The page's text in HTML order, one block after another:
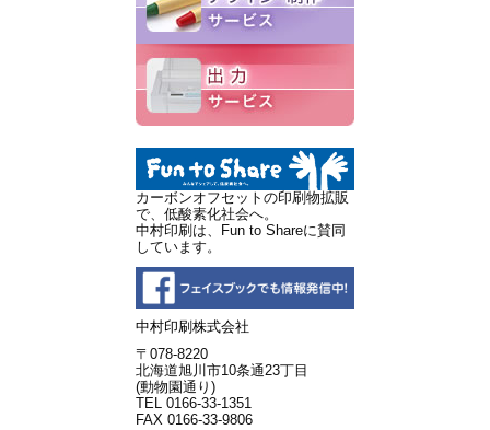
カーボンオフセットの印刷物拡販
で、低酸素化社会へ。
中村印刷は、Fun to Shareに賛同
しています。
中村印刷株式会社
〒078-8220
北海道旭川市10条通23丁目
(動物園通り)
TEL 0166-33-1351
FAX 0166-33-9806